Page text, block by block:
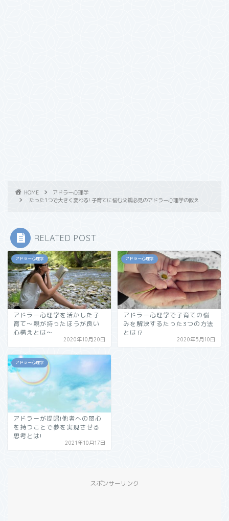
HOME
アドラー心理学
たった1つで大きく変わる! 子育てに悩む父親必見のアドラー心理学の教え
RELATED POST
アドラー心理学
アドラー心理学を活かした子
育て～親が持ったほうが良い
心構えとは～
2020年10月20日
アドラー心理学
アドラー心理学で子育ての悩
みを解決するたった3つの方法
とは⁉︎
2020年5月10日
アドラー心理学
アドラーが提唱!他者への関心
を持つことで夢を実現させる
思考とは!
2021年10月17日
スポンサーリンク